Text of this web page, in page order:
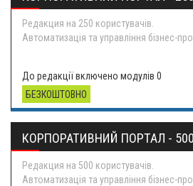
Редакция на 250 користувачів.
Автоматизація та управління бізнес-
До редакції включено модулів 0
БЕЗКОШТОВНО
КОРПОРАТИВНИЙ ПОРТАЛ - 500
Редакция на 500 користувачів.
Автоматизація та управління бізнес-